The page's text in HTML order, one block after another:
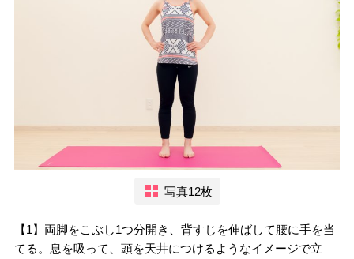
写真12枚
【1】両脚をこぶし1つ分開き、背すじを伸ばして腰に手を当
てる。息を吸って、頭を天井につけるようなイメージで立